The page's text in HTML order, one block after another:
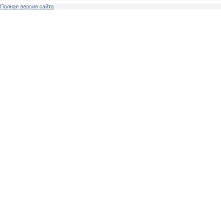
Полная версия сайта